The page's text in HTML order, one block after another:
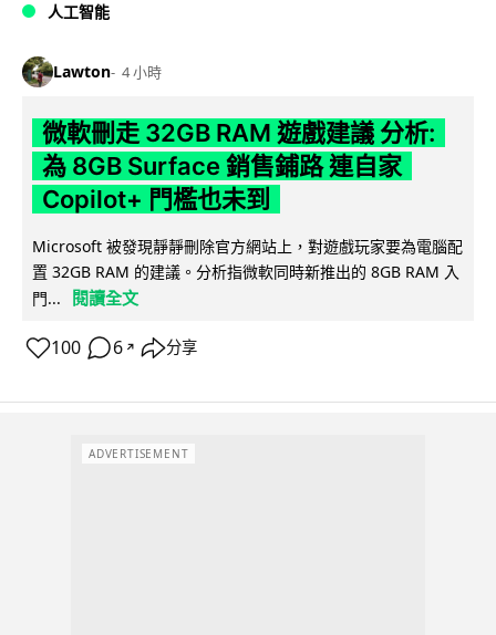
人工智能
Lawton 4 小時
微軟刪走 32GB RAM 遊戲建議 分析:
為 8GB Surface 銷售鋪路 連自家
Copilot+ 門檻也未到
Microsoft 被發現靜靜刪除官方網站上，對遊戲玩家要為電腦配
置 32GB RAM 的建議。分析指微軟同時新推出的 8GB RAM 入
門...
閱讀全文
100 6 ↗ 分享
ADVERTISEMENT